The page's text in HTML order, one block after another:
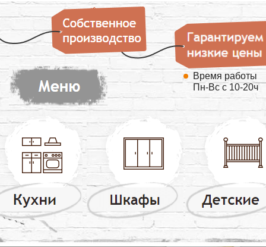
Время работы
Пн-Вс с 10-20ч